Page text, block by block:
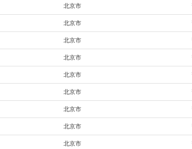
北京市
北京市
北京市
北京市
北京市
北京市
北京市
北京市
北京市